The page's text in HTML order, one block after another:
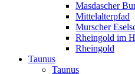
Masdascher
Mittelalterpfad
Murscher
Rheingold im
Rheingold
Taunus
Taunus